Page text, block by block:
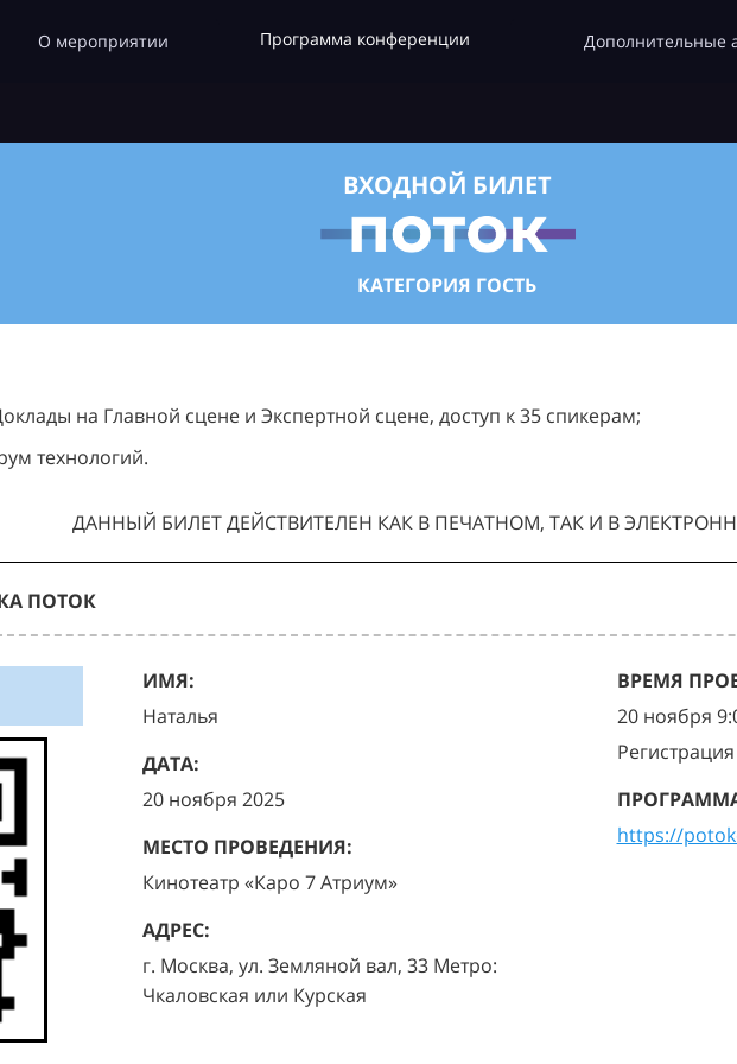
О мероприятии Программа конференции Дополнительные
ВХОДНОЙ БИЛЕТ
КАТЕГОРИЯ ГОСТЬ
на Главной сцене и Экспертной сцене, доступ к 35 спикерам;
технологий.
ДАННЫЙ БИЛЕТ ДЕЙСТВИТЕЛЕН КАК В ПЕЧАТНОМ, ТАК И В
ПОТОК
ИМЯ:
Наталья
ДАТА:
20 ноября 2025
МЕСТО ПРОВЕДЕНИЯ:
Кинотеатр «Каро 7 Атриум»
АДРЕС:
г. Москва, ул. Земляной вал, 33 Метро:
Чкаловская или Курская
ВРЕМЯ
20 ноября
https://